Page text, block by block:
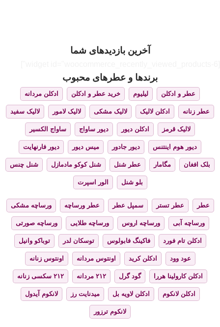
آخرین بازدیدهای شما
برندها و عطرهای محبوب
عطر و ادکلن لیلیوم خرید عطر و ادکلن ادکلن مردانه
عطر زنانه ادکلن لالیک لالیک مشکی لالیک لامور لالیک سفید
لالیک قرمز ادکلن دیور دیور ساواج ساواج الکسیر
دیور هوم اینتنس دیور جادور میس دیور دیور فارنهایت
بلک افغان مگامار عطر شنل شنل کوکو مادمازل شنل چنس
بلو شنل الور اسپرت
عطر عطر تستر سمپل عطر عطر ورساچه ورساچه مشکی
ورساچه آبی ورساچه اروس ورساچه طلایی ورساچه صورتی
ادکلن تام فورد فاکینگ فابولوس توسکان لدر توباکو وانیل
عود وود ادکلن کرید اونتوس مردانه اونتوس زنانه
ادکلن کارولینا هررا گود گرل ۲۱۲ مردانه ۲۱۲ سکسی زنانه
ادکلن لانکوم ادکلن لاویه بل میدنایت رز لانکوم آیدول
لانکوم ترزور